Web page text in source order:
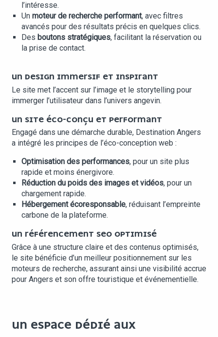
l’intéresse.
Un moteur de recherche performant, avec filtres
avancés pour des résultats précis en quelques clics.
Des boutons stratégiques, facilitant la réservation ou
la prise de contact.
UN DESIGN IMMERSIF ET INSPIRANT
Le site met l’accent sur l’image et le storytelling pour
immerger l’utilisateur dans l’univers angevin.
UN SITE ÉCO-CONÇU ET PERFORMANT
Engagé dans une démarche durable, Destination Angers
a intégré les principes de l’éco-conception web :
Optimisation des performances, pour un site plus
rapide et moins énergivore.
Réduction du poids des images et vidéos, pour un
chargement rapide.
Hébergement écoresponsable, réduisant l’empreinte
carbone de la plateforme.
UN RÉFÉRENCEMENT SEO OPTIMISÉ
Grâce à une structure claire et des contenus optimisés,
le site bénéficie d’un meilleur positionnement sur les
moteurs de recherche, assurant ainsi une visibilité accrue
pour Angers et son offre touristique et événementielle.
UN ESPACE DÉDIÉ AUX